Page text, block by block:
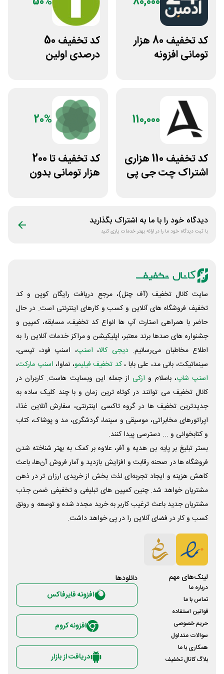
کد تخفیف 80 هزار
تومانی افزونه
کد تخفیف 50
درصدی اولین
110,000
کد تخفیف 110 هزاری
اشتراک چت جی پی
20%
کد تخفیف تا 200
هزار تومانی بدون
دیدگاه خود را با ما به اشتراک بگذارید
با ثبت دیدگاه خود ما را در ارائه بهتر خدمات یاری کنید
سایت کانال تخفیف (آف چنل)، مرجع دریافت رایگان کوپن و کد
تخفیف فروشگاه های آنلاین و کسب و‌ کارهای اینترنتی است. در حال
حاضر با همراهی استارت آپ ها انواع کد تخفیف، مسابقه، کمپین و
جشنواره های صدها برند معتبر، اپلیکیشن و مراکز خدمات آنلاین را به
اطلاع مخاطبان می‌رسانیم. دیجی کالا، اسنپ، اسنپ فود، تپسی،
سینماتیکت، بانی مد، علی‌ بابا ،کد تخفیف فیلیمو، نماوا، اسنپ مارکت،
اسنپ شاپ، باسلام و ازکی از جمله این وبسایت ‌هاست. کاربران در
کانال تخفیف می توانند در کوتاه ترین زمان و با چند کلیک ساده به
جدیدترین تخفیف ها در گروه تاکسی اینترنتی، سفارش آنلاین غذا،
اپراتورهای مخابراتی، موسیقی و سینما، گردشگری، مد و پوشاک، کتاب
و کتابخوانی و ... دسترسی پیدا کنند.
بستر تبلیغ بر پایه بن هدیه و آفر، علاوه بر کمک به بهتر شناخته شدن
فروشگاه ها در صحنه رقابت و افزایش بازدید و آمار فروش آن‌ها، باعث
کاهش هزینه و ایجاد تجربه‌ای لذت بخش از خریدی ارزان تر در ذهن
مشتریان خواهد شد. چنین کمپین های تبلیغی و تخفیفی ضمن جذب
مشتریان جدید باعث ترغیب کاربر به خرید مجدد شده و توسعه و رونق
کسب و کار در فضای آنلاین را در پی خواهد داشت.
لینک‌های مهم
درباره ما
تماس با ما
قوانین استفاده
حریم خصوصی
سوالات متداول
همکاری با ما
بلاگ کانال تخفیف
دانلود‌ها
افزونه فایرفاکس
افزونه کروم
دریافت از بازار